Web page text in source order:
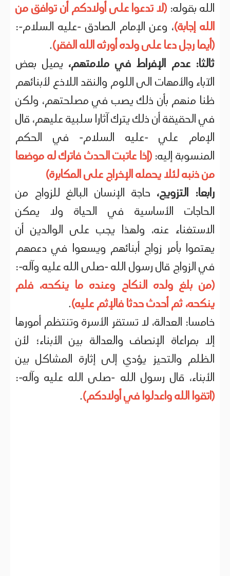
الله بقوله: (لا تدعوا على أولادكم أن توافق من
الله إجابة)، وعن الإمام الصادق -عليه السلام-:
(أيما رجل دعا على ولده أورثه الله الفقر).
ثالثا: عدم الإفراط في ملامتهم، يميل بعض
الآباء والأمهات الى اللوم والنقد اللاذع لأبنائهم
ظنا منهم بأن ذلك يصب في مصلحتهم، ولكن
في الحقيقة أن ذلك يترك آثارا سلبية عليهم، قال
الإمام علي -عليه السلام- في الحكم
المنسوبة إليه:(إذا عاتبت الحدث فاترك له موضعا
من ذنبه لئلا يحمله الإخراج على المكابرة)
رابعا: التزويج، حاجة الإنسان البالغ للزواج من
الحاجات الأساسية في الحياة ولا يمكن
الاستغناء عنه، ولهذا يجب على الوالدين أن
يهتموا بأمر زواج أبنائهم ويسعوا في دعمهم
في الزواج قال رسول الله -صلى الله عليه وآله-:
(من بلغ ولده النكاح وعنده ما ينكحه، فلم
ينكحه، ثم أحدث حدثا فالإثم عليه).
خامسا: العدالة، لا تستقر الأسرة وتنتظم أمورها
إلا بمراعاة الإنصاف والعدالة بين الأبناء؛ لأن
الظلم والتحيز يؤدي إلى إثارة المشاكل بين
الأبناء، قال رسول الله -صلى الله عليه وآله-:
(اتقوا الله واعدلوا في أولادكم).